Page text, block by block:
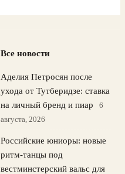
Все новости
Аделия Петросян после
ухода от Тутберидзе: ставка
на личный бренд и пиар
6
августа, 2026
Российские юниоры: новые
ритм-танцы под
вестминстерский вальс для